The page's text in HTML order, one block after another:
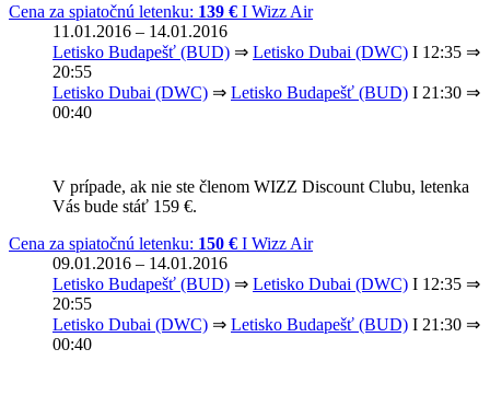
Cena za spiatočnú letenku: 139 € Ι Wizz Air
11.01.2016 – 14.01.2016
Letisko Budapešť (BUD) ⇒ Letisko Dubai (DWC) Ι 12:35 ⇒
20:55
Letisko Dubai (DWC) ⇒ Letisko Budapešť (BUD) Ι 21:30 ⇒
00:40
V prípade, ak nie ste členom WIZZ Discount Clubu, letenka
Vás bude stáť 159 €.
Cena za spiatočnú letenku: 150 € Ι Wizz Air
09.01.2016 – 14.01.2016
Letisko Budapešť (BUD) ⇒ Letisko Dubai (DWC) Ι 12:35 ⇒
20:55
Letisko Dubai (DWC) ⇒ Letisko Budapešť (BUD) Ι 21:30 ⇒
00:40